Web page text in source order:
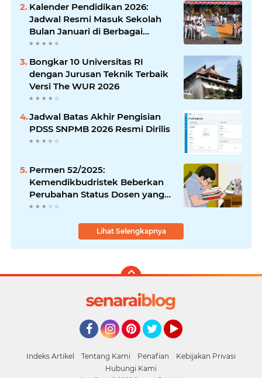
Kalender Pendidikan 2026:
Jadwal Resmi Masuk Sekolah
Bulan Januari di Berbagai
Daerah
Bongkar 10 Universitas RI
dengan Jurusan Teknik Terbaik
Versi The WUR 2026
Jadwal Batas Akhir Pengisian
PDSS SNPMB 2026 Resmi Dirilis
Permen 52/2025:
Kemendikbudristek Beberkan
Perubahan Status Dosen yang
Krusial
Lihat Selengkapnya
Indeks Artikel Tentang Kami Penafian
Kebijakan Privasi
Hubungi Kami